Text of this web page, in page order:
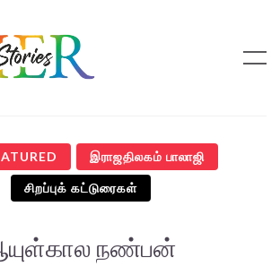
இராஜதிலகம் பாலாஜி
சிறப்புக் கட்டுரைகள்
நண்பன்